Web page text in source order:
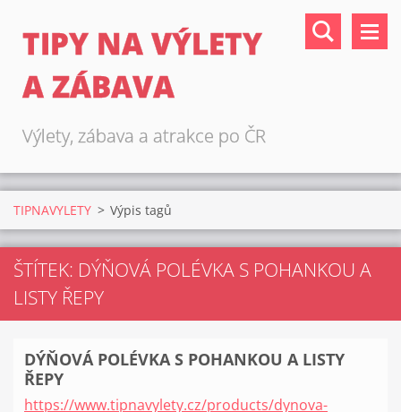
TIPY NA VÝLETY
A ZÁBAVA
Výlety, zábava a atrakce po ČR
TIPNAVYLETY > Výpis tagů
ŠTÍTEK: DÝŇOVÁ POLÉVKA S POHANKOU A
LISTY ŘEPY
DÝŇOVÁ POLÉVKA S POHANKOU A LISTY
ŘEPY
https://www.tipnavylety.cz/products/dynova-